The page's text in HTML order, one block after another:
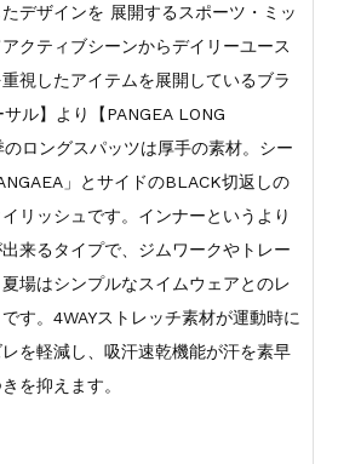
デザインを 展開するスポーツ・ミッ
クティブシーンからデイリーユース
視したアイテムを展開しているブラ
ル】より【PANGEA LONG
ロングスパッツは厚手の素材。シー
」とサイドのBLACK切返しの
リッシュです。インナーというより
出来るタイプで、ジムワークやトレー
場はシンプルなスイムウェアとのレ
す。4WAYストレッチ素材が運動時に
を軽減し、吸汗速乾機能が汗を素早
を抑えます。